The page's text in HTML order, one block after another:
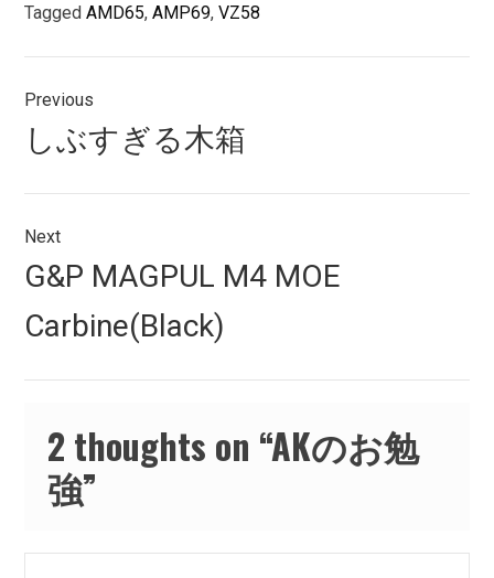
TaggedAMD65,AMP69,VZ58
投
稿
ナ
ビ
ゲ
ー
シ
ョ
Previous
Previous
post:
しぶすぎる木箱
Next
Next
post:
G&P MAGPUL M4 MOE
Carbine(Black)
2 thoughts on “AKのお勉
強”